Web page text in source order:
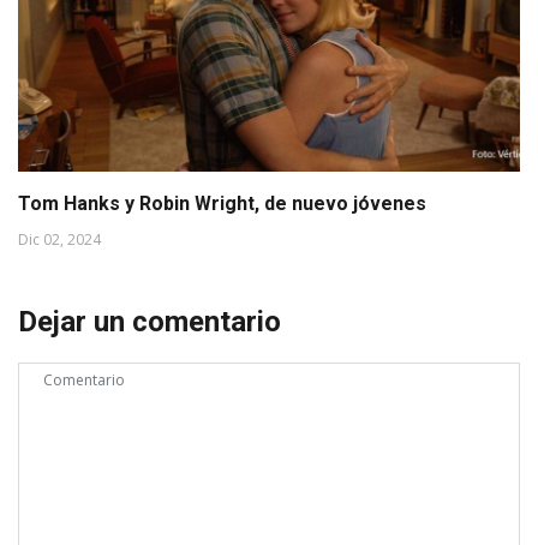
Tom Hanks y Robin Wright, de nuevo jóvenes
Dic 02, 2024
Dejar un comentario